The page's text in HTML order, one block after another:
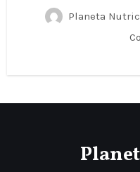
Planeta